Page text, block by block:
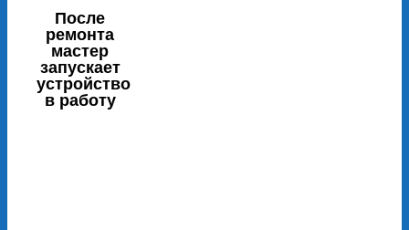
После
ремонта
мастер
запускает
устройство
в работу